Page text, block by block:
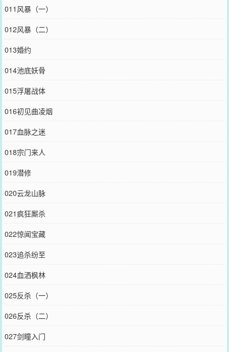
011风暴（一）
012风暴（二）
013婚约
014池底妖骨
015浮屠战体
016初见曲凌烟
017血脉之迷
018宗门来人
019潜修
020云龙山脉
021疯狂厮杀
022惊闻宝藏
023追杀纷至
024血洒枫林
025反杀（一）
026反杀（二）
027剑瞳入门